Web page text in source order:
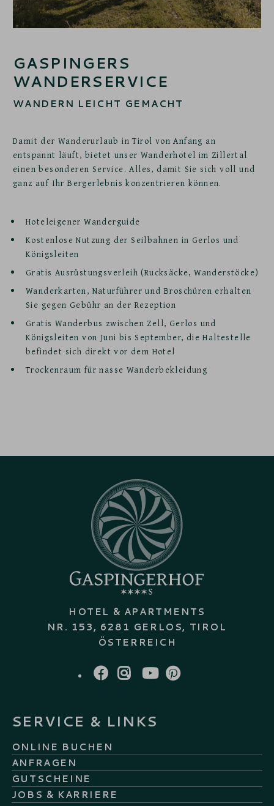
GASPINGERS
WANDERSERVICE
WANDERN LEICHT GEMACHT
Damit der Wanderurlaub in Tirol von Anfang an
entspannt läuft, bietet unser Wanderhotel im Zillertal
einen besonderen Service. Alles, damit Sie sich voll und
ganz auf Ihr Bergerlebnis konzentrieren können.
Hoteleigener Wanderguide
Kostenlose Nutzung der Seilbahnen in Gerlos und
Königsleiten
Gratis Ausrüstungsverleih (Rucksäcke, Wanderstöcke)
Wanderkarten, Naturführer und Broschüren erhalten
Sie gegen Gebühr an der Rezeption
Gratis Wanderbus zwischen Zell, Gerlos und
Königsleiten von Juni bis September, die Haltestelle
befindet sich direkt vor dem Hotel
Trockenraum für nasse Wanderbekleidung
HOTEL & APARTMENTS
NR. 153, 6281 GERLOS, TIROL
ÖSTERREICH
SERVICE & LINKS
ONLINE BUCHEN
ANFRAGEN
GUTSCHEINE
JOBS & KARRIERE